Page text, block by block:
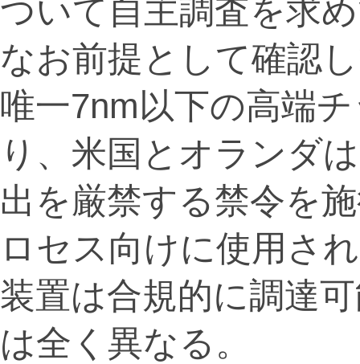
ついて自主調査を求
なお前提として確認
唯一7nm以下の高端
り、米国とオランダ
出を厳禁する禁令を
ロセス向けに使用さ
装置は合規的に調達
は全く異なる。